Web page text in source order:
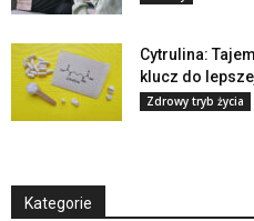
Cytrulina:
klucz do
Zdrowy tryb życia
Kategorie